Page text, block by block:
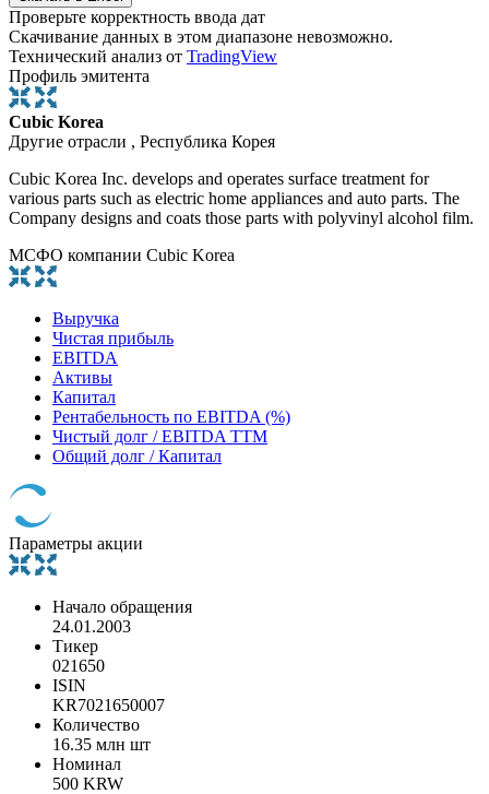
Проверьте корректность ввода дат
Скачивание данных в этом диапазоне невозможно.
Технический анализ от TradingView
Профиль эмитента
Cubic Korea
Другие отрасли , Республика Корея
Cubic Korea Inc. develops and operates surface treatment for
various parts such as electric home appliances and auto parts. The
Company designs and coats those parts with polyvinyl alcohol film.
МСФО компании Cubic Korea
Выручка
Чистая прибыль
EBITDA
Активы
Капитал
Рентабельность по EBITDA (%)
Чистый долг / EBITDA TTM
Общий долг / Капитал
Параметры акции
Начало обращения
24.01.2003
Тикер
021650
ISIN
KR7021650007
Количество
16.35 млн шт
Номинал
500 KRW